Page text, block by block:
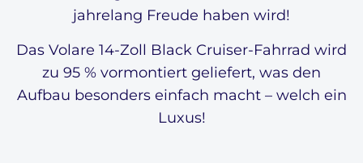
jahrelang Freude haben wird!
Das Volare 14-Zoll Black Cruiser-Fahrrad wird
zu 95 % vormontiert geliefert, was den
Aufbau besonders einfach macht – welch ein
Luxus!